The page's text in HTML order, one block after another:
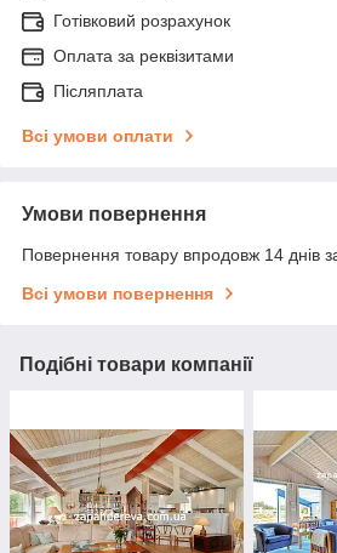
Готівковий розрахунок
Оплата за реквізитами
Післяплата
Всі умови оплати
Умови повернення
Повернення товару впродовж 14 днів
Всі умови повернення
Подібні товари компанії